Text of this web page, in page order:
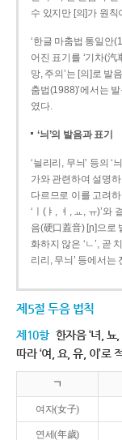
수 있지만 [의]가 원칙
‘한글 마춤법 통일안
어진 표기를 ‘기차(汽
망, 주의’는 [의]로 발
춤법(1988)’에서는
였다.
‘늬’의 발음과 표기
‘늴리리, 무늬’ 등의 ‘
가와 관련하여 설명하
다르므로 이를 고려하
‘ㅣ(ㅑ, ㅕ, ㅛ, ㅠ)’와
음(硬口蓋音) [ɲ]으로
화하지 않은 ‘ㄴ’, 곧
리리, 무늬’ 등에서는
제5절 두음 법칙
제10항 한자음 ‘녀, 뇨
따라 ‘여, 요, 유, 이’로
ㄱ
여자(女子)
연세(年歲)